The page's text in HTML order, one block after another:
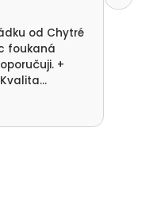
od Chytré
foukaná
+